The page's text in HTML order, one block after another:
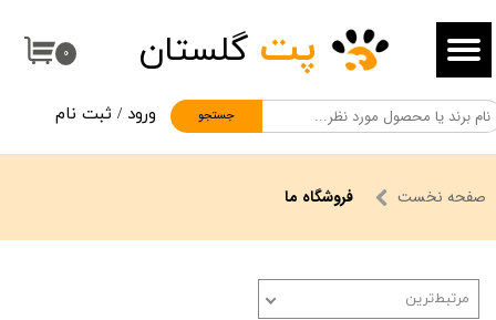
۰
جستجو
پت گلستان
ورود / ثبت نام
حساب کاربری من
تغییر گذر واژه
سفارشات
خروج از حساب کاربری
صفحه نخست فروشگاه ما
مرتبط‌ترین